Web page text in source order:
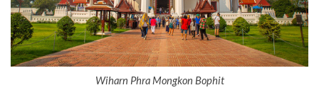
Wiharn Phra Mongkon Bophit